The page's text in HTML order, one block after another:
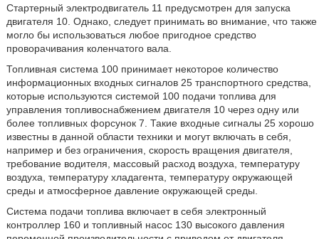
Стартерный электродвигатель 11 предусмотрен для запуска
двигателя 10. Однако, следует принимать во внимание, что также
могло бы использоваться любое пригодное средство
проворачивания коленчатого вала.
Топливная система 100 принимает некоторое количество
информационных входных сигналов 25 транспортного средства,
которые используются системой 100 подачи топлива для
управления топливоснабжением двигателя 10 через одну или
более топливных форсунок 7. Такие входные сигналы 25 хорошо
известны в данной области техники и могут включать в себя,
например и без ограничения, скорость вращения двигателя,
требование водителя, массовый расход воздуха, температуру
воздуха, температуру хладагента, температуру окружающей
среды и атмосферное давление окружающей среды.
Система подачи топлива включает в себя электронный
контроллер 160 и топливный насос 130 высокого давления